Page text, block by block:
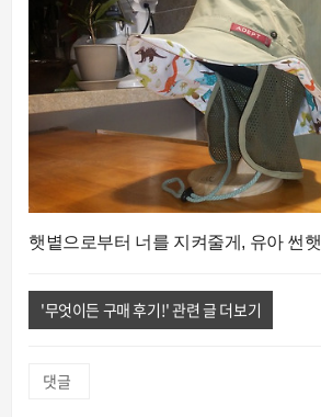
햇볕으로부터 너를 지켜줄게, 유아 썬햇
'무엇이든 구매 후기!' 관련 글 더보기
댓글